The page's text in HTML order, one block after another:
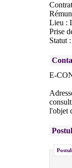
Lieu :
Prise
Statut
E-
l'objet